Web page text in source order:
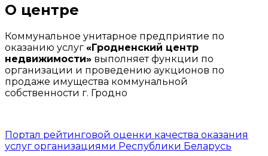
О центре
Коммунальное унитарное предприятие по
оказанию услуг «Гродненский центр
недвижимости» выполняет функции по
организации и проведению аукционов по
продаже имущества коммунальной
собственности г. Гродно
Портал рейтинговой оценки качества оказания
услуг организациями Республики Беларусь